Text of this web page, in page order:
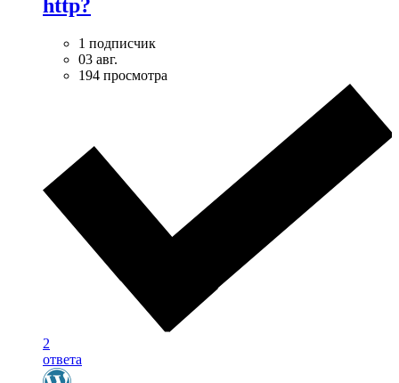
http?
1 подписчик
03 авг.
194 просмотра
2
ответа